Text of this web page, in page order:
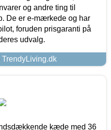
og andre ting til
De er e-mærkede og har
foruden prisgaranti på
udvalg.
kæde med 36